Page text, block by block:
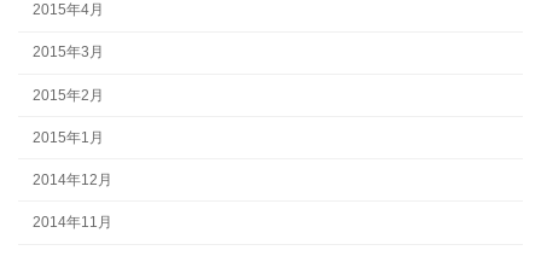
2015年4月
2015年3月
2015年2月
2015年1月
2014年12月
2014年11月